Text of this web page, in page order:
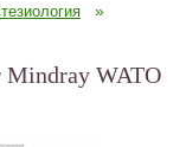
»
Mindray WATO